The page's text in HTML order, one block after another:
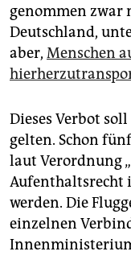
genommen zwar
Deutschland,
aber, Menschen
Dieses Verbot
gelten. Schon
laut Verordnung
Aufenthaltsrecht
werden. Die
einzelnen